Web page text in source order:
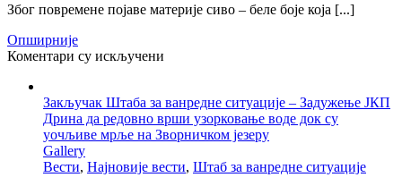
Због повремене појаве материје сиво – беле боје која [...]
Опширније
Коментари су искључени
ванредне
ситуације
позива
да
Закључак Штаба за ванредне ситуације – Задужење ЈКП
Дрина да редовно врши узорковање воде док су
уочљиве мрље на Зворничком језеру
Gallery
Вести, Најновије вести, Штаб за ванредне ситуације